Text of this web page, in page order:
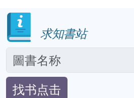
求知書站
找书点击